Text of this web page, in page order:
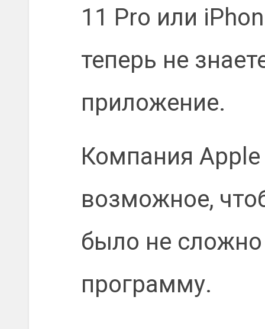
11 Pro или
теперь не
приложение.
Компания
возможное,
было не
программу.